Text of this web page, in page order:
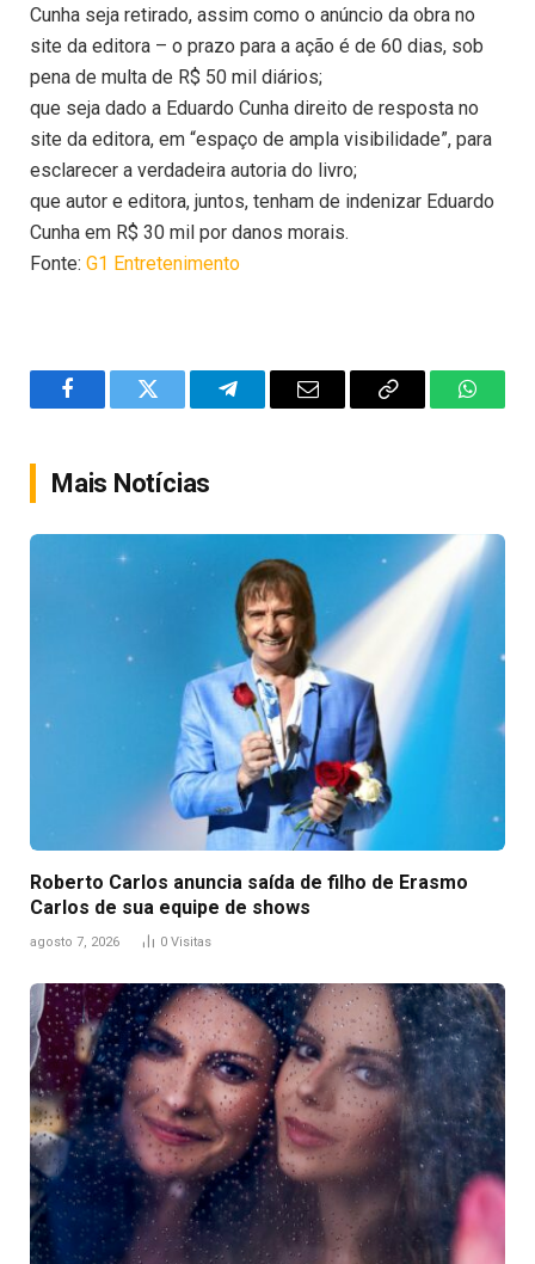
Cunha seja retirado, assim como o anúncio da obra no
site da editora – o prazo para a ação é de 60 dias, sob
pena de multa de R$ 50 mil diários;
que seja dado a Eduardo Cunha direito de resposta no
site da editora, em “espaço de ampla visibilidade”, para
esclarecer a verdadeira autoria do livro;
que autor e editora, juntos, tenham de indenizar Eduardo
Cunha em R$ 30 mil por danos morais.
Fonte: G1 Entretenimento
FacebookTwitter TelegramEmail
Copy
Mais Notícias
Roberto Carlos anuncia saída de filho de Erasmo
Carlos de sua equipe de shows
agosto 7, 2026 0 Visitas